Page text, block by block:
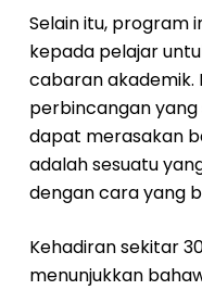
Selain itu, program
kepada pelajar
cabaran akademik.
perbincangan
dapat merasakan
adalah sesuatu
dengan cara yang
Kehadiran sekitar
menunjukkan